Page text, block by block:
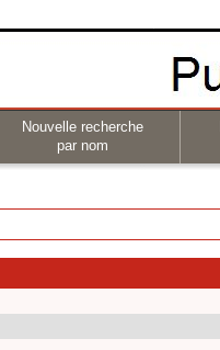
Nouvelle recherche
par nom